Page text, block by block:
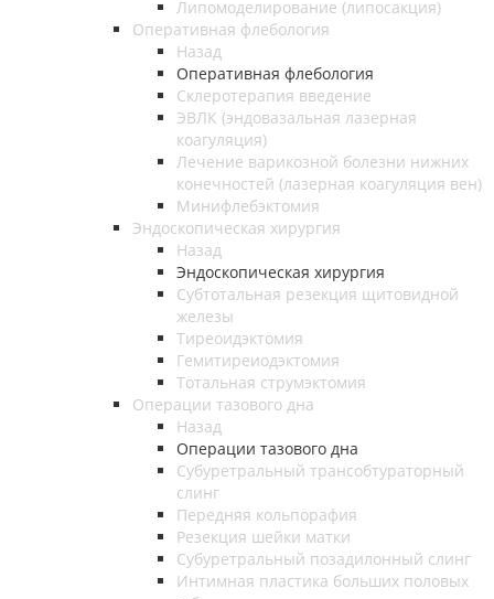
Липомоделирование (липосакция)
Оперативная флебология
Назад
Оперативная флебология
Склеротерапия введение
ЭВЛК (эндовазальная лазерная
коагуляция)
Лечение варикозной болезни нижних
конечностей (лазерная коагуляция вен)
Минифлебэктомия
Эндоскопическая хирургия
Назад
Эндоскопическая хирургия
Субтотальная резекция щитовидной
железы
Тиреоидэктомия
Гемитиреиодэктомия
Тотальная струмэктомия
Операции тазового дна
Назад
Операции тазового дна
Субуретральный трансобтураторный
слинг
Передняя кольпорафия
Резекция шейки матки
Субуретральный позадилонный слинг
Интимная пластика больших половых